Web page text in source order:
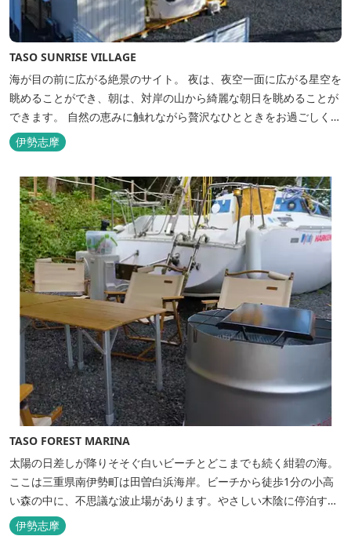
TASO SUNRISE VILLAGE
海が目の前に広がる絶景のサイト。 夜は、夜空一面に広がる星空を
眺めることができ、朝は、対岸の山から綺麗な朝日を眺めることが
できます。 自然の恵みに触れながら贅沢なひとときをお過ごしくだ
さい。 ウッドテラスでのバーベキューを楽しむこともでき、BBQ
初心者でも安心のガスBBQ台をご用意しております。 また、海岸
を散策しながら海風を感じるのもよし、インスタントハウス内でリ
ラックスする...
伊勢志摩
TASO FOREST MARINA
太陽の日差しが降りそそぐ白いビーチとどこまでも続く紺碧の海。
ここは三重県南伊勢町は田曽白浜海岸。ビーチから徒歩1分の小高
い森の中に、不思議な波止場があります。やさしい木陰に停泊する
のは3艇のヨット。日本初の森のマリーナです。 航海の気分高まる
インテリアは見た目からは想像できないほど広く、くつろぎの空
伊勢志摩